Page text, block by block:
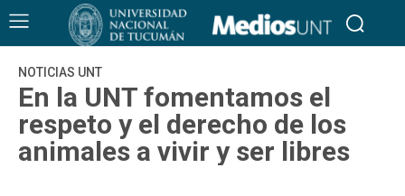
NOTICIAS UNT
En la UNT fomentamos el
respeto y el derecho de los
animales a vivir y ser libres